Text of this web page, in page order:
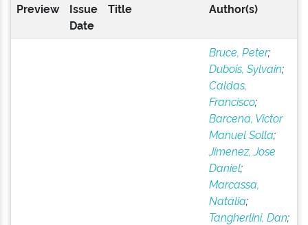
Preview
Issue
Date
Title Author(s)
Bruce, Peter;
Dubois, Sylvain;
Caldas,
Francisco;
Barcena, Victor
Manuel Solla;
Jimenez, Jose
Daniel;
Marcassa,
Natália;
Tangherlini, Dan;